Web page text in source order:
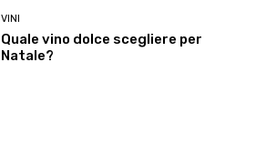
VINI
Quale vino dolce scegliere per
Natale?